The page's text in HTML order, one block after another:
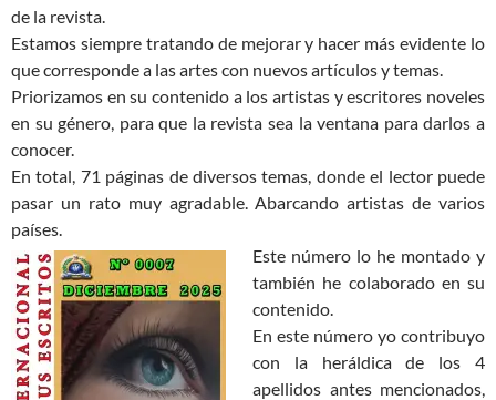
de la revista.
Estamos siempre tratando de mejorar y hacer más evidente lo
que corresponde a las artes con nuevos artículos y temas.
Priorizamos en su contenido a los artistas y escritores noveles
en su género, para que la revista sea la ventana para darlos a
conocer.
En total, 71 páginas de diversos temas, donde el lector puede
pasar un rato muy agradable. Abarcando artistas de varios
países.
Este número lo he montado y
también he colaborado en su
contenido.
En este número yo contribuyo
con la heráldica de los 4
apellidos antes mencionados,